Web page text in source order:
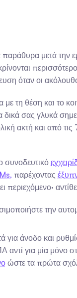
παράθυρα μετά
όταν οι
με τη θέση και
δικά σας γλυκά
ακτή και από
συνοδευτικό
παρέχοντας
την
άνοδο και
για μία μόνο
ώστε τα πρώτα